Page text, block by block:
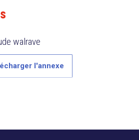
personnelles en Belgique.
walrave
l'annexe